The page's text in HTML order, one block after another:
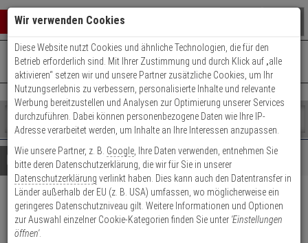
Warenkorb schließen
0 ARTIKEL IM WARENKORB
Ihr Warenkorb ist momentan leer.
Ergebnisse ()
Fertig
Shop
durchsuchen
Bitte
geben
Sie
mindestens
Zeichen
ein,
um
Es
wurde
noch
Kategorien
Suche
gestartet
+49 (0)821 899 493-0Mo. - Do.: 8:00 - 16:30 | Fr.: 8:00 - 14:00 Uhr
Kontaktservice nutzen
Details Beratung
3er Abus Bravus 3000
Doppelzylinder 40/40 12 Schl.
Wir verwenden Cookies
Diese Website nutzt Cookies und ähnliche Technologien, die für den
Betrieb erforderlich sind. Mit Ihrer Zustimmung und durch Klick auf „alle
aktivieren“ setzen wir und unsere Partner zusätzliche Cookies, um Ihr
Nutzungserlebnis zu verbessern, personalisierte Inhalte und relevante
Werbung bereitzustellen und Analysen zur Optimierung unserer Services
durchzuführen. Dabei können personenbezogene Daten wie Ihre IP-
Adresse verarbeitet werden, um Inhalte an Ihre Interessen anzupassen.
Wie unsere Partner, z. B. Google , Ihre Daten verwenden, entnehmen Sie
bitte deren Datenschutzerklärung, die wir für Sie in unserer
Datenschutzerklärung verlinkt haben. Dies kann auch den Datentransfer in
Länder außerhalb der EU (z. B. USA) umfassen, wo möglicherweise ein
geringeres Datenschutzniveau gilt. Weitere Informationen und Optionen
zur Auswahl einzelner Cookie-Kategorien finden Sie unter 'Einstellungen
öffnen'.